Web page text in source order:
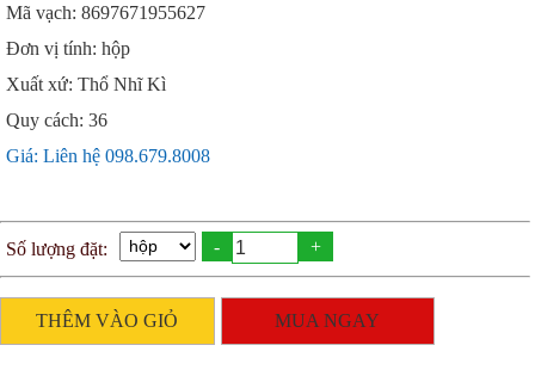
Mã vạch: 8697671955627
Đơn vị tính: hộp
Xuất xứ: Thổ Nhĩ Kì
Quy cách: 36
Giá: Liên hệ 098.679.8008
Số lượng đặt: - +
THÊM VÀO GIỎ MUA NGAY